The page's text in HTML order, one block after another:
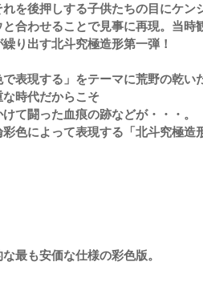
を後押しする子供たちの目にケ
合わせることで見事に再現。当
り出す北斗究極造形第一弾！
で表現する」をテーマに荒野の乾
時代だからこそ
て闘った血痕の跡などが・・・。
色によって表現する「北斗究極造
最も安価な仕様の彩色版。